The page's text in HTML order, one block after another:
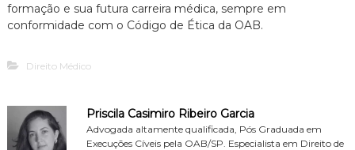
formação e sua futura carreira médica,sempre em
conformidade com o Código de Ética da OAB.
Direito Médico
Priscila Casimiro Ribeiro Garcia
Advogada altamente qualificada, Pós Graduada em
Execuções Cíveis pela OAB/SP. Especialista em Direito de